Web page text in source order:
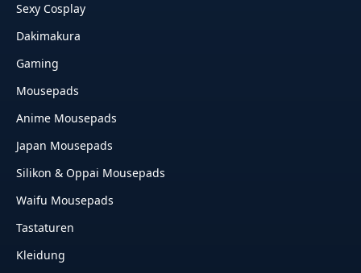
Sexy Cosplay
Dakimakura
Gaming
Mousepads
Anime Mousepads
Japan Mousepads
Silikon & Oppai Mousepads
Waifu Mousepads
Tastaturen
Kleidung